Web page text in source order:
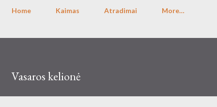
Home
Kaimas Atradimai More…
Vasaros kelionė